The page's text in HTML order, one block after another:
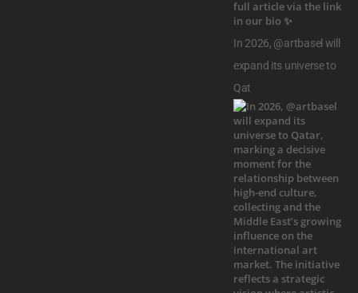
In 2026, @artbasel will
expand its universe to
Qat